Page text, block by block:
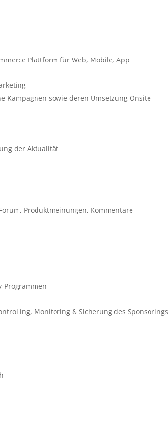
Plattform für Web, Mobile, App
Kampagnen sowie deren Umsetzung Onsite
der Aktualität
Produktmeinungen, Kommentare
Programmen
Monitoring & Sicherung des Sponsorings